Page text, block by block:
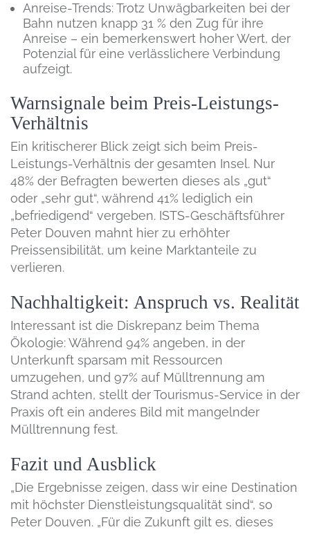
Anreise-Trends: Trotz Unwägbarkeiten bei der
Bahn nutzen knapp 31 % den Zug für ihre
Anreise – ein bemerkenswert hoher Wert, der
Potenzial für eine verlässlichere Verbindung
aufzeigt.
Warnsignale beim Preis-Leistungs-
Verhältnis
Ein kritischerer Blick zeigt sich beim Preis-
Leistungs-Verhältnis der gesamten Insel. Nur
48% der Befragten bewerten dieses als „gut“
oder „sehr gut“, während 41% lediglich ein
„befriedigend“ vergeben. ISTS-Geschäftsführer
Peter Douven mahnt hier zu erhöhter
Preissensibilität, um keine Marktanteile zu
verlieren.
Nachhaltigkeit: Anspruch vs. Realität
Interessant ist die Diskrepanz beim Thema
Ökologie: Während 94% angeben, in der
Unterkunft sparsam mit Ressourcen
umzugehen, und 97% auf Mülltrennung am
Strand achten, stellt der Tourismus-Service in der
Praxis oft ein anderes Bild mit mangelnder
Mülltrennung fest.
Fazit und Ausblick
„Die Ergebnisse zeigen, dass wir eine Destination
mit höchster Dienstleistungsqualität sind“, so
Peter Douven. „Für die Zukunft gilt es, dieses